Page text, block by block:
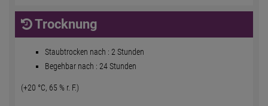
Trocknung
Staubtrocken nach : 2 Stunden
Begehbar nach : 24 Stunden
(+20 °C, 65 % r. F.)